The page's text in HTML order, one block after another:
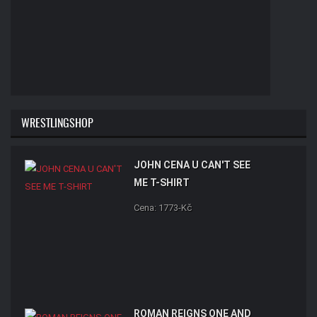
WRESTLINGSHOP
JOHN CENA U CAN'T SEE
ME T-SHIRT
Cena: 1773-Kč
ROMAN REIGNS ONE AND